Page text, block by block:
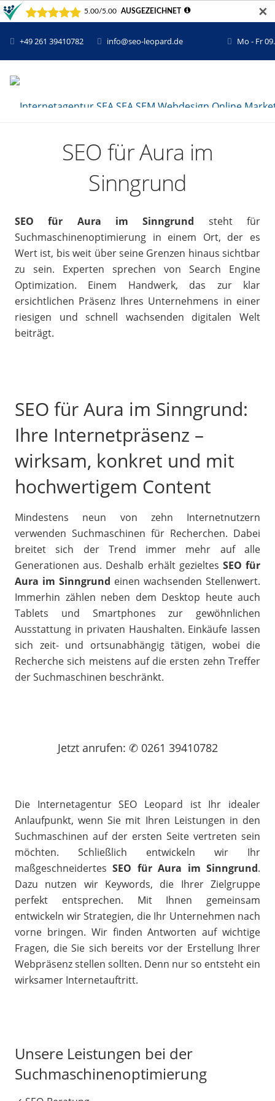
✕
+49 261 39410782 info@seo-leopard.de Mo - Fr
SEO für Aura im
Sinngrund
SEO für Aura im Sinngrund steht für
Suchmaschinenoptimierung in einem Ort, der es
Wert ist, bis weit über seine Grenzen hinaus sichtbar
zu sein. Experten sprechen von Search Engine
Optimization. Einem Handwerk, das zur klar
ersichtlichen Präsenz Ihres Unternehmens in einer
riesigen und schnell wachsenden digitalen Welt
beiträgt.
SEO für Aura im Sinngrund:
Ihre Internetpräsenz –
wirksam, konkret und mit
hochwertigem Content
Mindestens neun von zehn Internetnutzern
verwenden Suchmaschinen für Recherchen. Dabei
breitet sich der Trend immer mehr auf alle
Generationen aus. Deshalb erhält gezieltes SEO für
Aura im Sinngrund einen wachsenden Stellenwert.
Immerhin zählen neben dem Desktop heute auch
Tablets und Smartphones zur gewöhnlichen
Ausstattung in privaten Haushalten. Einkäufe lassen
sich zeit- und ortsunabhängig tätigen, wobei die
Recherche sich meistens auf die ersten zehn Treffer
der Suchmaschinen beschränkt.
Jetzt anrufen: ✆ 0261 39410782
Die Internetagentur SEO Leopard ist Ihr idealer
Anlaufpunkt, wenn Sie mit Ihren Leistungen in den
Suchmaschinen auf der ersten Seite vertreten sein
möchten. Schließlich entwickeln wir Ihr
maßgeschneidertesSEO für Aura im Sinngrund.
Dazu nutzen wir Keywords, die Ihrer Zielgruppe
perfekt entsprechen. Mit Ihnen gemeinsam
entwickeln wir Strategien, die Ihr Unternehmen nach
vorne bringen. Wir finden Antworten auf wichtige
Fragen, die Sie sich bereits vor der Erstellung Ihrer
Webpräsenz stellen sollten. Denn nur so entsteht ein
wirksamer Internetauftritt.
Unsere Leistungen bei der
Suchmaschinenoptimierung